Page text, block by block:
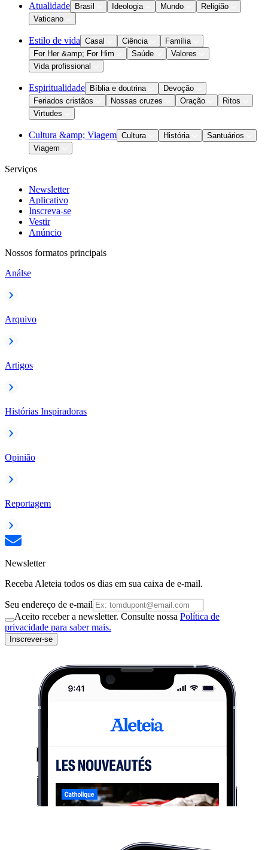
Atualidade Brasil Ideologia Mundo
Religião
Vaticano
Estilo de vida Casal Ciência
Família
For Her &amp; For Him
Saúde
Valores
Vida profissional
Espiritualidade Bíblia e doutrina
Devoção
Feriados cristãos
Nossas cruzes Oração
Ritos
Virtudes
Cultura &amp; Viagem Cultura História
Santuários
Viagem
Serviços
Newsletter
Aplicativo
Inscreva-se
Vestir
Anúncio
Nossos formatos principais
Análse
Arquivo
Artigos
Histórias Inspiradoras
Opinião
Reportagem
Newsletter
Receba Aleteia todos os dias em sua caixa de e-mail.
Seu endereço de e-mail
Aceito receber a newsletter. Consulte nossa Política de
privacidade para saber mais.
Inscrever-se